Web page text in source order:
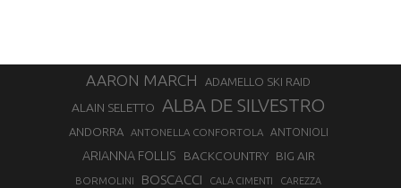
AARON MARCH ADAMELLO SKI RAID
ALAIN SELETTO ALBA DE SILVESTRO
ANDORRA ANTONELLA CONFORTOLA ANTONIOLI
ARIANNA FOLLIS BACKCOUNTRY BIG AIR
BORMOLINI BOSCACCI CALA CIMENTI CAREZZA